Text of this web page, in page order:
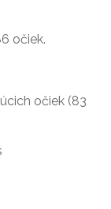
očiek.
očiek (83